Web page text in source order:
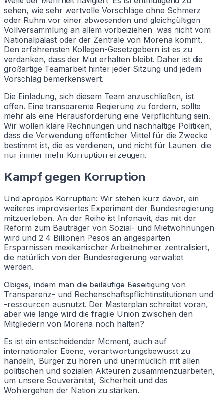
sehen, wie sehr wertvolle Vorschläge ohne Schmerz
oder Ruhm vor einer abwesenden und gleichgültigen
Vollversammlung an allem vorbeiziehen, was nicht vom
Nationalpalast oder der Zentrale von Morena kommt.
Den erfahrensten Kollegen-Gesetzgebern ist es zu
verdanken, dass der Mut erhalten bleibt. Daher ist die
großartige Teamarbeit hinter jeder Sitzung und jedem
Vorschlag bemerkenswert.
Die Einladung, sich diesem Team anzuschließen, ist
offen. Eine transparente Regierung zu fordern, sollte
mehr als eine Herausforderung eine Verpflichtung sein.
Wir wollen klare Rechnungen und nachhaltige Politiken,
dass die Verwendung öffentlicher Mittel für die Zwecke
bestimmt ist, die es verdienen, und nicht für Launen, die
nur immer mehr Korruption erzeugen.
Kampf gegen Korruption
Und apropos Korruption: Wir stehen kurz davor, ein
weiteres improvisiertes Experiment der Bundesregierung
mitzuerleben. An der Reihe ist Infonavit, das mit der
Reform zum Bauträger von Sozial- und Mietwohnungen
wird und 2,4 Billionen Pesos an angesparten
Ersparnissen mexikanischer Arbeitnehmer zentralisiert,
die natürlich von der Bundesregierung verwaltet
werden.
Obiges, indem man die beiläufige Beseitigung von
Transparenz- und Rechenschaftspflichtinstitutionen und
-ressourcen ausnutzt. Der Masterplan schreitet voran,
aber wie lange wird die fragile Union zwischen den
Mitgliedern von Morena noch halten?
Es ist ein entscheidender Moment, auch auf
internationaler Ebene, verantwortungsbewusst zu
handeln, Bürger zu hören und unermüdlich mit allen
politischen und sozialen Akteuren zusammenzuarbeiten,
um unsere Souveränität, Sicherheit und das
Wohlergehen der Nation zu stärken.